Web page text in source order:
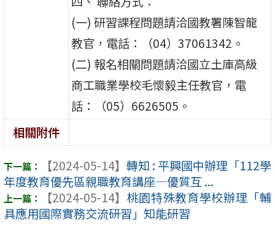
(一) 研習課程問題請洽國教署陳智龍
教官，電話：（04）37061342。
(二) 報名相關問題請洽國立土庫高級
商工職業學校毛懷毅主任教官，電
話：（05）6626505。
相關附件
【2024-05-14】 轉知 : 平興國中辦理「112學
年度教育優先區親職教育講座—優質互 ...
【2024-05-14】 桃園特殊教育學校辦理「輔
具應用國際實務交流研習」知能研習